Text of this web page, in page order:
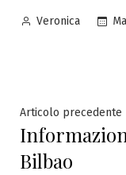
Pubblicato
Veronica
articoli
Articolo precedente
Bilbao